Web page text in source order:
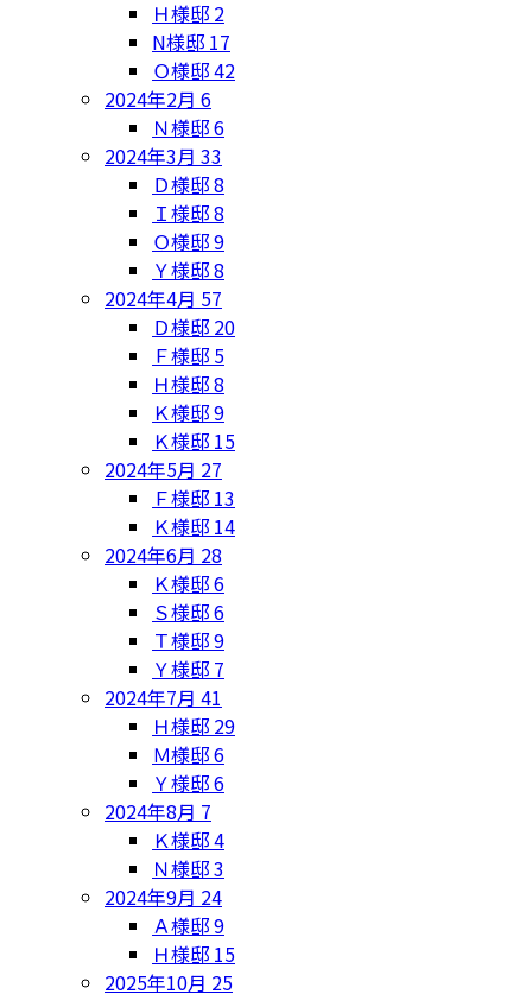
Ｈ様邸 2
N様邸 17
Ｏ様邸42
2024年2月 6
Ｎ様邸6
2024年3月 33
Ｄ様邸8
Ｉ様邸8
Ｏ様邸9
Ｙ様邸8
2024年4月 57
Ｄ様邸 20
Ｆ様邸 5
Ｈ様邸8
Ｋ様邸9
Ｋ様邸 15
2024年5月 27
Ｆ様邸 13
Ｋ様邸 14
2024年6月 28
Ｋ様邸6
Ｓ様邸6
Ｔ様邸9
Ｙ様邸 7
2024年7月 41
Ｈ様邸 29
Ｍ様邸6
Ｙ様邸6
2024年8月 7
Ｋ様邸4
Ｎ様邸3
2024年9月 24
Ａ様邸9
Ｈ様邸 15
2025年10月 25